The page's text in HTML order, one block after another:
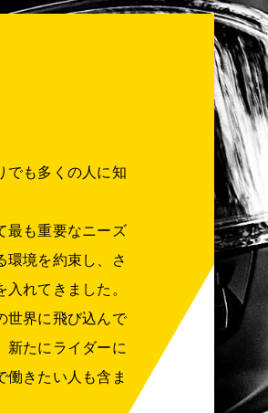
でも多くの人に知
最も重要なニーズ
環境を約束し、さ
れてきました。
世界に飛び込んで
新たにライダーに
働きたい人も含ま